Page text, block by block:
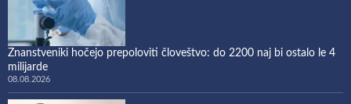
Znanstveniki hočejo prepoloviti človeštvo: do 2200 naj bi ostalo le 4
milijarde
08.08.2026